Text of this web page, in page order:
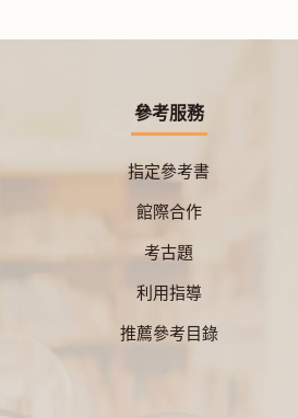
參考服務
指定參考書
館際合作
考古題
利用指導
推薦參考目錄